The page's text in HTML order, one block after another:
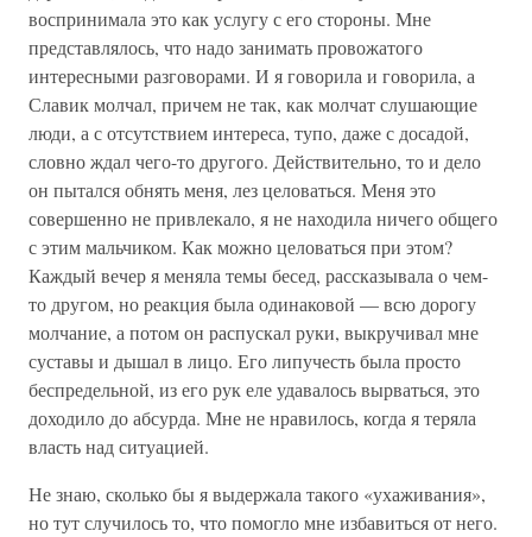
воспринимала это как услугу с его стороны. Мне
представлялось, что надо занимать провожатого
интересными разговорами. И я говорила и говорила, а
Славик молчал, причем не так, как молчат слушающие
люди, а с отсутствием интереса, тупо, даже с досадой,
словно ждал чего-то другого. Действительно, то и дело
он пытался обнять меня, лез целоваться. Меня это
совершенно не привлекало, я не находила ничего общего
с этим мальчиком. Как можно целоваться при этом?
Каждый вечер я меняла темы бесед, рассказывала о чем-
то другом, но реакция была одинаковой — всю дорогу
молчание, а потом он распускал руки, выкручивал мне
суставы и дышал в лицо. Его липучесть была просто
беспредельной, из его рук еле удавалось вырваться, это
доходило до абсурда. Мне не нравилось, когда я теряла
власть над ситуацией.
Не знаю, сколько бы я выдержала такого «ухаживания»,
но тут случилось то, что помогло мне избавиться от него.